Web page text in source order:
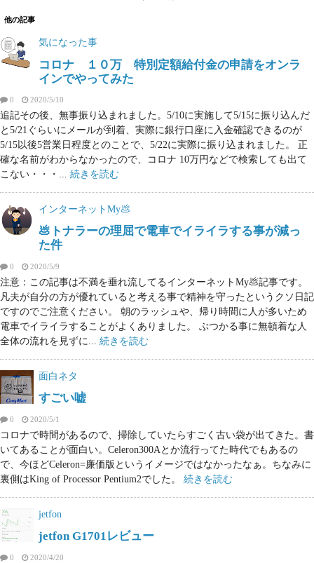
他の記事
気になった事
コロナ １０万 特別定額給付金の申請をオンラ
インでやってみた
0 2020/5/10
追記その後、無事振り込まれました。5/10に実施して5/15に振り込んだ
と5/21ぐらいにメールが到着、実際に銀行口座に入金確認できるのが
5/15以後5営業日程度とのことで、5/22に実際に振り込まれました。 正
確な名前がわからなかったので、コロナ 10万円などで検索しても出て
こない・・・... 続きを読む
インターネットMy💩
💩トナラーの理屈で電車でイライラする事が減っ
た件
0 2020/5/9
注意：この記事は不満を垂れ流してるインターネットMy💩記事です。
凡夫が自分の方が優れていると考える事で精神を守ったというクソ日記
ですのでご注意ください。 朝のラッシュや、帰り時間に人が多いため
電車でイライラすることがよくありました。 ぶつかる事に無頓着な人
全体の流れを見ずに... 続きを読む
面白ネタ
すごい嘘
0 2020/5/1
コロナで時間があるので、掃除していたらすごく古い袋が出てきた。書
いてあることが面白い。Celeron300Aとか流行ってた時代でもあるの
で、今ほどCeleron=廉価版というイメージではなかったなぁ。ちなみに
裏側はKing of Processor Pentium2でした。 続きを読む
jetfon
jetfon G1701レビュー
0 2020/4/20